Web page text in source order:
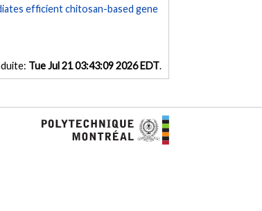
efficient chitosan-based gene
Tue Jul 21 03:43:09 2026 EDT.